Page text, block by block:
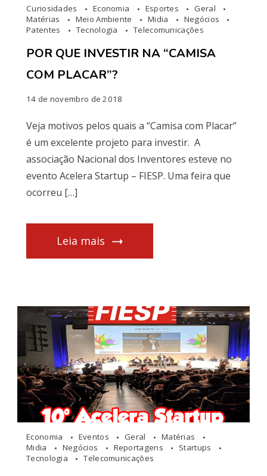
Curiosidades Economia Esportes
Geral
Matérias
Meio Ambiente Midia
Negócios
Patentes
Tecnologia Telecomunicações
POR QUE INVESTIR NA “CAMISA
COM PLACAR”?
14 de novembro de 2018
Veja motivos pelos quais a “Camisa com Placar”
é um excelente projeto para investir. A
associação Nacional dos Inventores esteve no
evento Acelera Startup – FIESP. Uma feira que
ocorreu […]
Leia mais
Economia Eventos Geral
Matérias
Midia
Negócios Reportagens
Startups
Tecnologia
Telecomunicações